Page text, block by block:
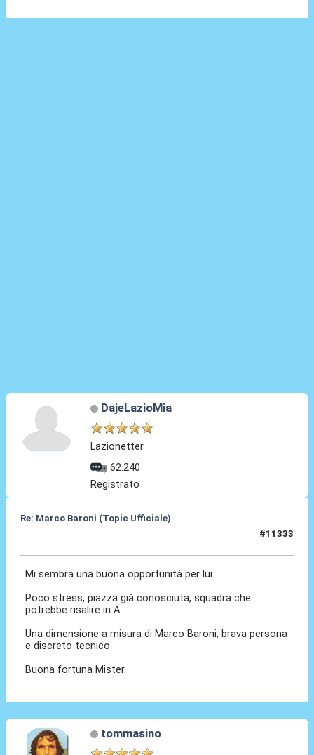
DajeLazioMia
Lazionetter
62.240
Registrato
Re: Marco Baroni (Topic Ufficiale)
#11333
Mi sembra una buona opportunità per lui.
Poco stress, piazza già conosciuta, squadra che
potrebbe risalire in A.
Una dimensione a misura di Marco Baroni, brava persona
e discreto tecnico.
Buona fortuna Mister.
tommasino